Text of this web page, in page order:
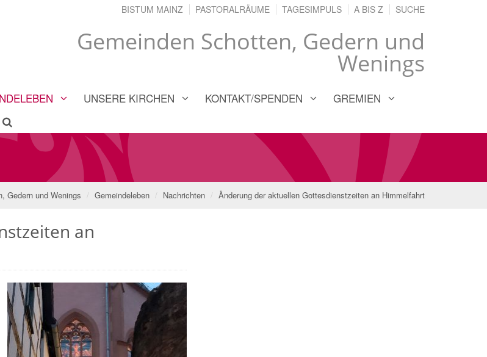
Gemeinden Schotten, Gedern und
Wenings
BISTUM MAINZ PASTORALRÄUME TAGESIMPULS A BIS Z SUCHE
UNSERE KIRCHEN KONTAKT/SPENDEN
GREMIEN
Gedern und Wenings Gemeindeleben Nachrichten Änderung der aktuellen Gottesdienstzeiten an Himmelfahrt
an